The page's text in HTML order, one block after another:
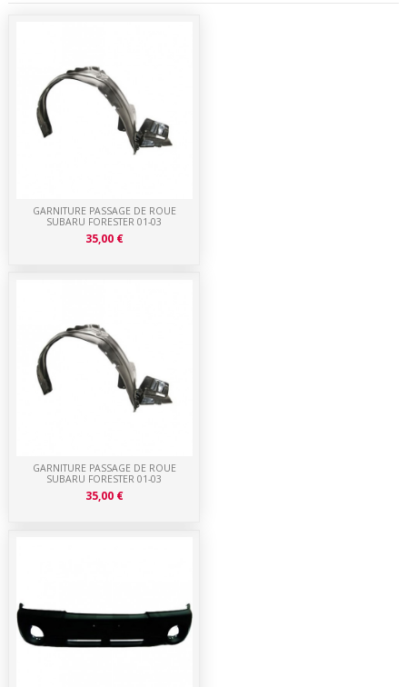
GARNITURE PASSAGE DE ROUE
SUBARU FORESTER 01-03
35,00 €
GARNITURE PASSAGE DE ROUE
SUBARU FORESTER 01-03
35,00 €